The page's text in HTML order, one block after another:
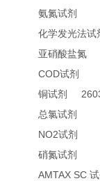
氨氮试剂
化学发光法试
亚硝酸盐氮
COD试剂
铜试剂
总氯试剂
NO2试剂
硝氮试剂
AMTAX SC